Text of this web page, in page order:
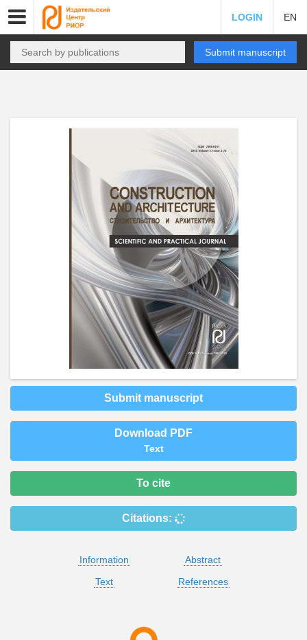
LOGIN EN
Submit manuscript
Submit manuscript
Download PDF
Text
To cite
Citations:
Information
Abstract
Text
References